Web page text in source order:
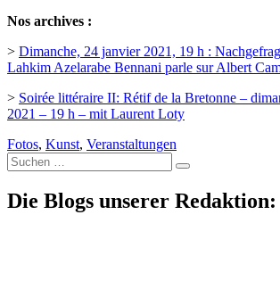
Nos archives :
> Dimanche, 24 janvier 2021, 19 h :
Lahkim Azelarabe Bennani parle sur Albert
> Soirée littéraire II: Rétif de la Bretonne –
2021 – 19 h – mit Laurent Loty
Fotos, Kunst, Veranstaltungen
Suche
nach:
Die Blogs unserer Redaktion: